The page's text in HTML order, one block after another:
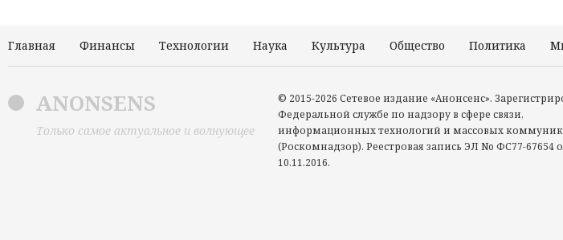
Главная Финансы Технологии Наука Культура Общество Политика
ANONSENS
Только самое актуальное и волнующее
© 2015-2026 Сетевое издание «Анонсенс».
Федеральной службе по надзору в сфере связи,
информационных технологий и массовых
(Роскомнадзор). Реестровая запись ЭЛ No ФС77-67654
10.11.2016.